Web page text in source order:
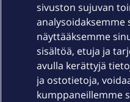
Laitteet & liittymät
Palvelut
sivuston sujuvan
analysoidaksemme
näyttääksemme
sisältöä, etuja ja
avulla kerättyjä
ja ostotietoja,
kumppaneillemme